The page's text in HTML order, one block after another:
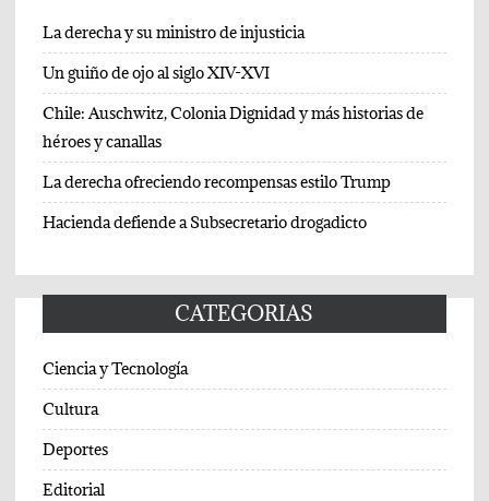
La derecha y su ministro de injusticia
Un guiño de ojo al siglo XIV-XVI
Chile: Auschwitz, Colonia Dignidad y más historias de
héroes y canallas
La derecha ofreciendo recompensas estilo Trump
Hacienda defiende a Subsecretario drogadicto
CATEGORIAS
Ciencia y Tecnología
Cultura
Deportes
Editorial